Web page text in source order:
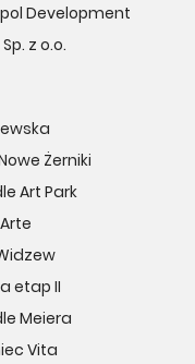
Development
z o.o.
Żerniki
Art Park
etap II
Meiera
Vita